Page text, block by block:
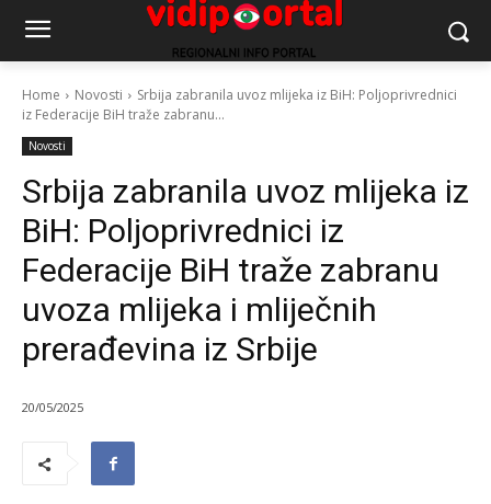
Home Novosti
Srbija zabranila uvoz mlijeka iz BiH: Poljoprivrednici
iz Federacije BiH traže zabranu...
Novosti
Srbija zabranila uvoz mlijeka iz
BiH: Poljoprivrednici iz
Federacije BiH traže zabranu
uvoza mlijeka i mliječnih
prerađevina iz Srbije
20/05/2025